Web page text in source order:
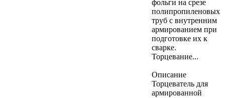
фольги на срезе
полипропиленовых
труб с внутренним
армированием при
подготовке их к
сварке.
Торцевание...
Описание
Торцеватель для
армированной